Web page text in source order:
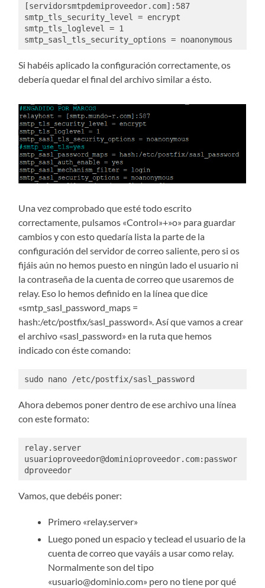
[servidorsmtpdemiproveedor.com]:587
smtp_tls_security_level = encrypt
smtp_tls_loglevel = 1
smtp_sasl_tls_security_options = noanonymous
Si habéis aplicado la configuración correctamente, os
debería quedar el final del archivo similar a ésto.
Una vez comprobado que esté todo escrito
correctamente, pulsamos «Control»+»o» para guardar
cambios y con esto quedaría lista la parte de la
configuración del servidor de correo saliente, pero si os
fijáis aún no hemos puesto en ningún lado el usuario ni
la contraseña de la cuenta de correo que usaremos de
relay. Eso lo hemos definido en la línea que dice
«smtp_sasl_password_maps =
hash:/etc/postfix/sasl_password». Así que vamos a crear
el archivo «sasl_password» en la ruta que hemos
indicado con éste comando:
sudo nano /etc/postfix/sasl_password
Ahora debemos poner dentro de ese archivo una línea
con este formato:
relay.server
usuarioproveedor@dominioproveedor.com:passwor
Vamos, que debéis poner:
Primero «relay.server»
Luego poned un espacio y teclead el usuario de la
cuenta de correo que vayáis a usar como relay.
Normalmente son del tipo
«usuario@dominio.com» pero no tiene por qué